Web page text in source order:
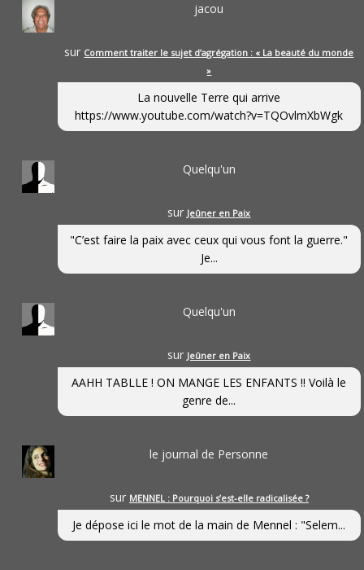
jacou
sur Comment traiter le sujet d’agrégation : « La beauté du monde
»
La nouvelle Terre qui arrive
https://www.youtube.com/watch?v=TQOvlmXbWgk
Quelqu'un
sur Jeûner en Paix
"C’est faire la paix avec ceux qui vous font la guerre."
Je...
Quelqu'un
sur Jeûner en Paix
AAHH TABLLE ! ON MANGE LES ENFANTS !! Voilà le
genre de...
le journal de Personne
sur MENNEL : Pourquoi s’est-elle radicalisée ?
Je dépose ici le mot de la main de Mennel : "Selem...